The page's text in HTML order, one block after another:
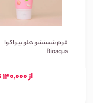
فوم شستشو هلو بیواکوا
Bioaqua
از 140,000 تومان